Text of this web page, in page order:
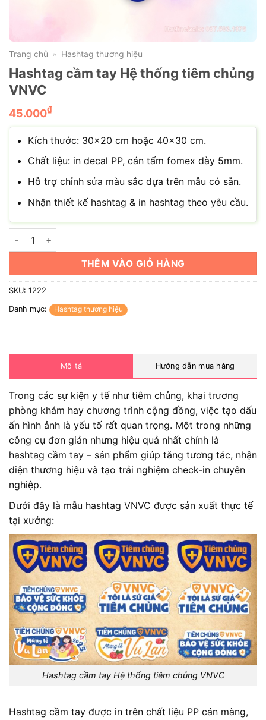
Trang chủ » Hashtag thương hiệu
Hashtag cầm tay Hệ thống tiêm chủng
VNVC
45.000₫
Kích thước: 30×20 cm hoặc 40×30 cm.
Chất liệu: in decal PP, cán tấm fomex dày 5mm.
Hỗ trợ chỉnh sửa màu sắc dựa trên mẫu có sẵn.
Nhận thiết kế hashtag & in hashtag theo yêu cầu.
Hashtag cầm tay Hệ thống tiêm chủng VNVC số lượng
THÊM VÀO GIỎ HÀNG
SKU: 1222
Danh mục: Hashtag thương hiệu
Mô tả Hướng dẫn mua hàng
Trong các sự kiện y tế như tiêm chủng, khai trương
phòng khám hay chương trình cộng đồng, việc tạo dấu
ấn hình ảnh là yếu tố rất quan trọng. Một trong những
công cụ đơn giản nhưng hiệu quả nhất chính là
hashtag cầm tay – sản phẩm giúp tăng tương tác, nhận
diện thương hiệu và tạo trải nghiệm check-in chuyên
nghiệp.
Dưới đây là mẫu hashtag VNVC được sản xuất thực tế
tại xưởng:
Hashtag cầm tay Hệ thống tiêm chủng VNVC
Hashtag cầm tay được in trên chất liệu PP cán màng,